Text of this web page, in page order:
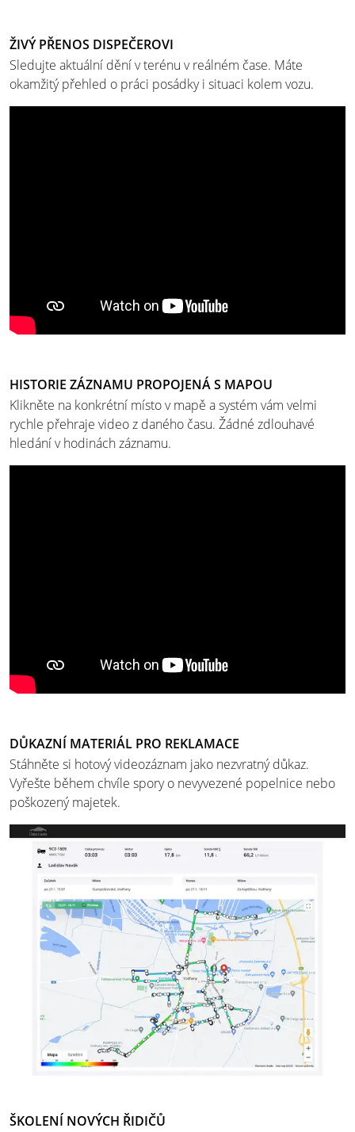
ŽIVÝ PŘENOS DISPEČEROVI
Sledujte aktuální dění v terénu v reálném čase. Máte
okamžitý přehled o práci posádky i situaci kolem vozu.
HISTORIE ZÁZNAMU PROPOJENÁ S MAPOU
Klikněte na konkrétní místo v mapě a systém vám velmi
rychle přehraje video z daného času. Žádné zdlouhavé
hledání v hodinách záznamu.
DŮKAZNÍ MATERIÁL PRO REKLAMACE
Stáhněte si hotový videozáznam jako nezvratný důkaz.
Vyřešte během chvíle spory o nevyvezené popelnice nebo
poškozený majetek.
ŠKOLENÍ NOVÝCH ŘIDIČŮ